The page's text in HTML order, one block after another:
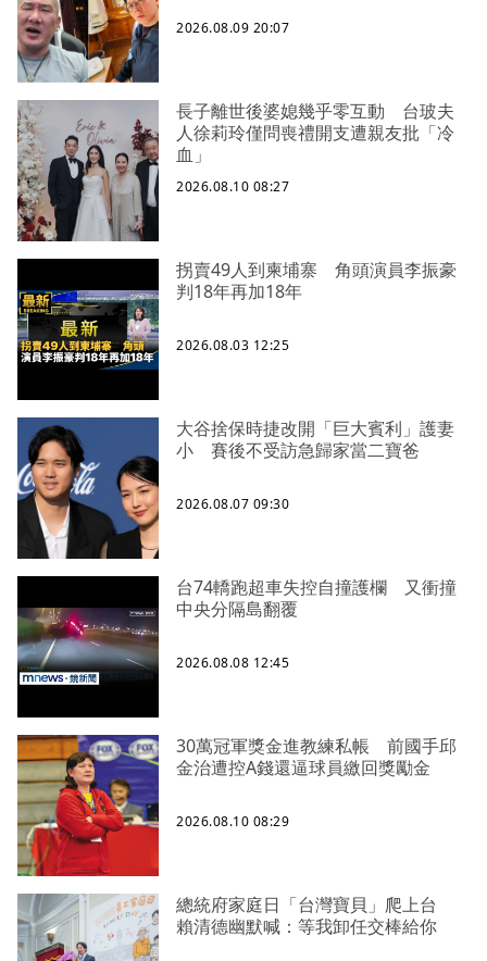
2026.08.09 20:07
長子離世後婆媳幾乎零互動 台玻夫
人徐莉玲僅問喪禮開支遭親友批「冷
血」
2026.08.10 08:27
拐賣49人到柬埔寨 角頭演員李振豪
判18年再加18年
2026.08.03 12:25
大谷捨保時捷改開「巨大賓利」護妻
小 賽後不受訪急歸家當二寶爸
2026.08.07 09:30
台74轎跑超車失控自撞護欄 又衝撞
中央分隔島翻覆
2026.08.08 12:45
30萬冠軍獎金進教練私帳 前國手邱
金治遭控A錢還逼球員繳回獎勵金
2026.08.10 08:29
總統府家庭日「台灣寶貝」爬上台
賴清德幽默喊：等我卸任交棒給你